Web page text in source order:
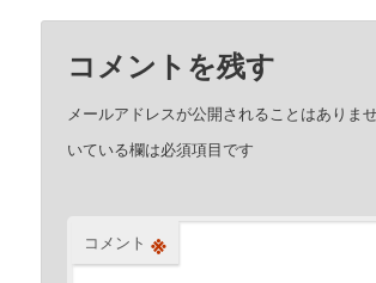
コメントを残す
メールアドレスが公開されることはありませ
いている欄は必須項目です
コメント ※